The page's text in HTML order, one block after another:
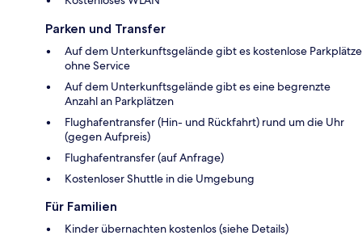
Parken und Transfer
Auf dem Unterkunftsgelände gibt es kostenlose Parkplätze
ohne Service
Auf dem Unterkunftsgelände gibt es eine begrenzte
Anzahl an Parkplätzen
Flughafentransfer (Hin- und Rückfahrt) rund um die Uhr
(gegen Aufpreis)
Flughafentransfer (auf Anfrage)
Kostenloser Shuttle in die Umgebung
Für Familien
Kinder übernachten kostenlos (siehe Details)